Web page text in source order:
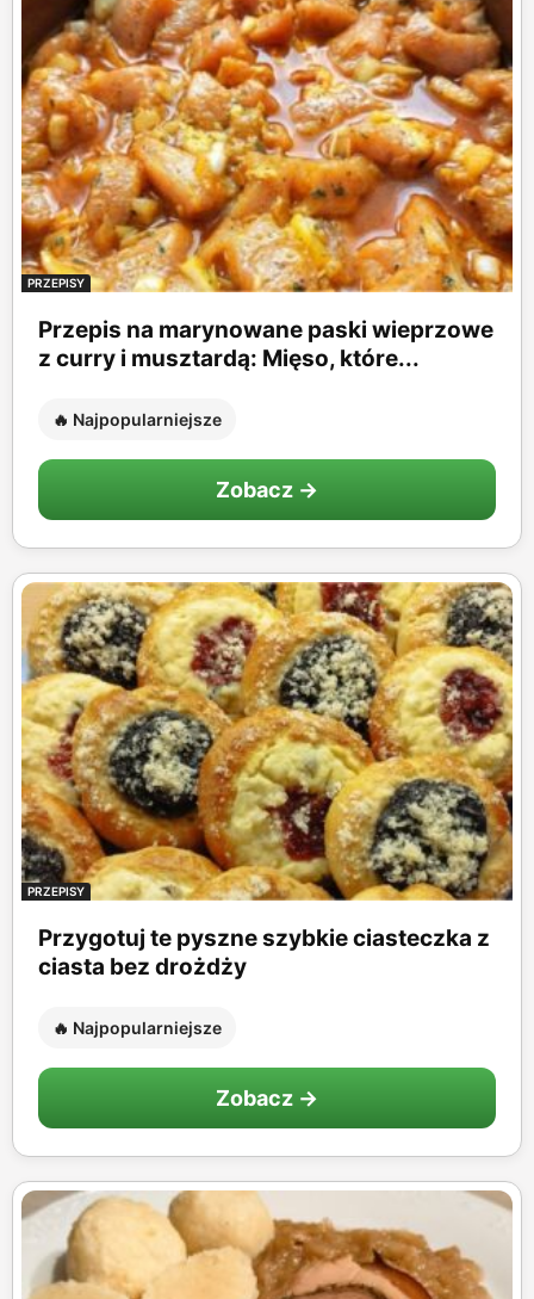
PRZEPISY
Przepis na marynowane paski wieprzowe
z curry i musztardą: Mięso, które...
🔥 Najpopularniejsze
Zobacz →
PRZEPISY
Przygotuj te pyszne szybkie ciasteczka z
ciasta bez drożdży
🔥 Najpopularniejsze
Zobacz →